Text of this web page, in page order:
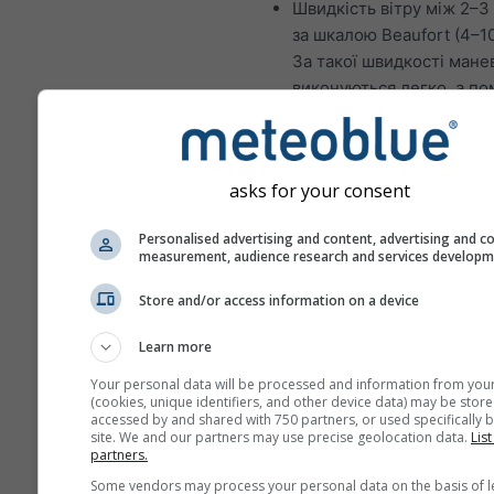
Швидкість вітру між
за шкалою Beaufort (4–10
За такої швидкості
виконуються легко, а
прощаються.
Значна висота хвиль:
Ідеальні умови для
Швидкість вітру між
вузол). За такої
уникнути пошкоджень
Значна висота хвиль:
метрів; за певних умов
asks for your consent
Personalised advertising and content, advertising and
measurement, audience research and services
Store and/or access information on a device
Learn more
Your personal data will be processed and information from
(cookies, unique identifiers, and other device data) may be
accessed by and shared with 750 partners, or used specifically
site. We and our partners may use precise geolocation data.
partners.
Some vendors may process your personal data on the basis of